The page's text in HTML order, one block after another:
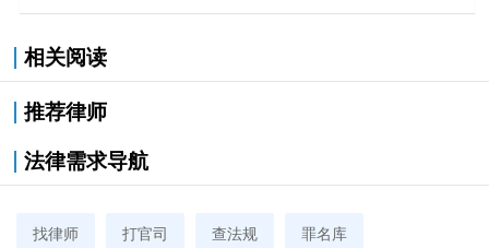
相关阅读
推荐律师
法律需求导航
找律师 打官司 查法规 罪名库